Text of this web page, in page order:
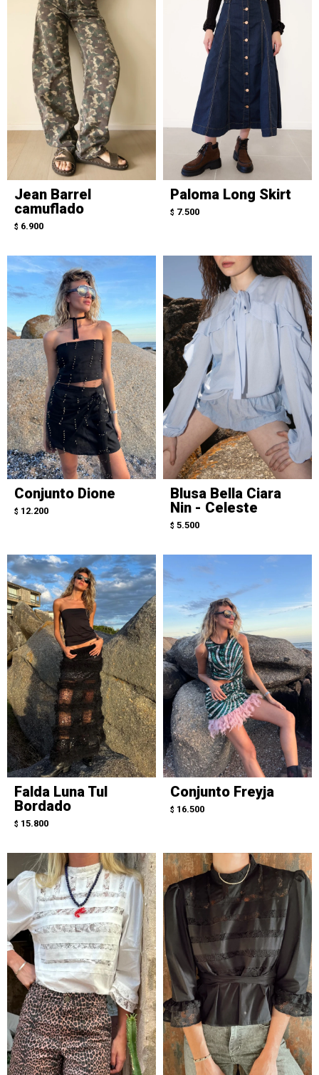
Jean Barrel
camuflado
$ 6.900
Paloma Long Skirt
$ 7.500
Conjunto Dione
$ 12.200
Blusa Bella Ciara
Nin - Celeste
$ 5.500
Falda Luna Tul
Bordado
$ 15.800
Conjunto Freyja
$ 16.500